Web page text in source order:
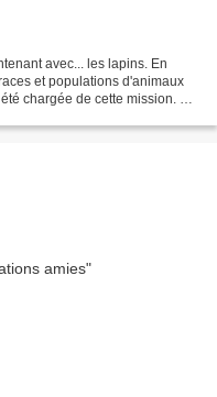
avec... les lapins. En
et populations d'animaux
chargée de cette mission. En